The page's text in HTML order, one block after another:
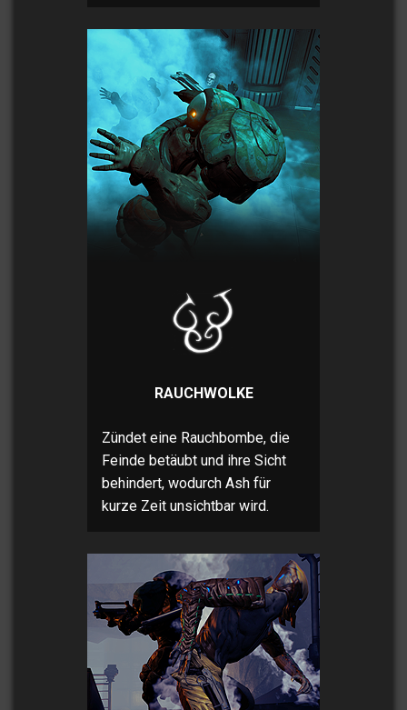
RAUCHWOLKE
Zündet eine Rauchbombe, die
Feinde betäubt und ihre Sicht
behindert, wodurch Ash für
kurze Zeit unsichtbar wird.